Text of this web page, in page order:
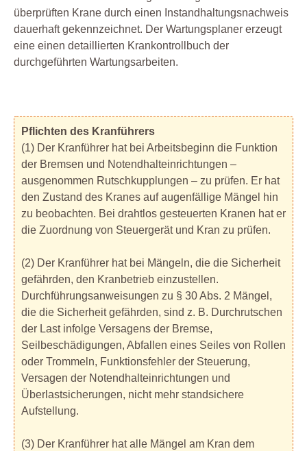
überprüften Krane durch einen Instandhaltungsnachweis
dauerhaft gekennzeichnet. Der Wartungsplaner erzeugt
eine einen detaillierten Krankontrollbuch der
durchgeführten Wartungsarbeiten.
Pflichten des Kranführers
(1) Der Kranführer hat bei Arbeitsbeginn die Funktion
der Bremsen und Notendhalteinrichtungen –
ausgenommen Rutschkupplungen – zu prüfen. Er hat
den Zustand des Kranes auf augenfällige Mängel hin
zu beobachten. Bei drahtlos gesteuerten Kranen hat er
die Zuordnung von Steuergerät und Kran zu prüfen.
(2) Der Kranführer hat bei Mängeln, die die Sicherheit
gefährden, den Kranbetrieb einzustellen.
Durchführungsanweisungen zu § 30 Abs. 2 Mängel,
die die Sicherheit gefährden, sind z. B. Durchrutschen
der Last infolge Versagens der Bremse,
Seilbeschädigungen, Abfallen eines Seiles von Rollen
oder Trommeln, Funktionsfehler der Steuerung,
Versagen der Notendhalteinrichtungen und
Überlastsicherungen, nicht mehr standsichere
Aufstellung.
(3) Der Kranführer hat alle Mängel am Kran dem